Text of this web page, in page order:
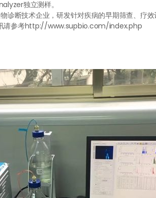
独立测样。
断技术企业，研发针对疾病的早期筛查、疗效
讯请参考http://www.supbio.com/index.php